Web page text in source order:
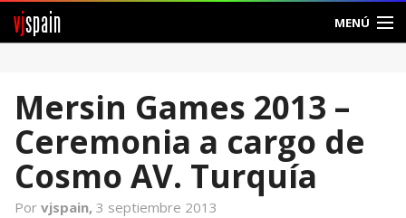
vjspain MENÚ
Foros
Noticias
Mersin Games 2013 –
Ceremonia a cargo de
Cosmo AV. Turquía
Por vjspain, 3 septiembre 2013